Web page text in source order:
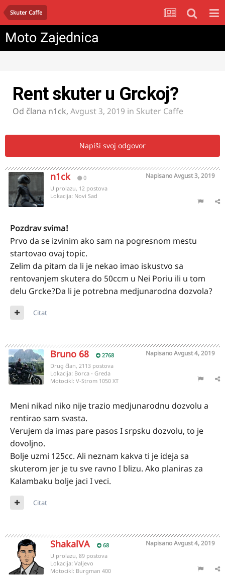
Skuter Caffe
Moto Zajednica
Rent skuter u Grckoj?
Od člana n1ck, Avgust 3, 2019 in Skuter Caffe
Napiši svoj odgovor
n1ck 0 NapisanoAvgust 3, 2019
U prolazu, 12 postova
Lokacija: Novi Sad
Pozdrav svima!
Prvo da se izvinim ako sam na pogresnom mestu
startovao ovaj topic.
Zelim da pitam da li je nekao imao iskustvo sa
rentovanjem skutera do 50ccm u Nei Poriu ili u tom
delu Grcke?Da li je potrebna medjunarodna dozvola?
Citat
Bruno 68 2768 NapisanoAvgust 4, 2019
Drug član, 2113 postova
Lokacija: Borca - Greda
Motocikl: V-Strom 1050 XT
Meni nikad niko nije trazio medjunarodnu dozvolu a
rentirao sam svasta.
Verujem da imas pare pasos I srpsku dozvolu, to je
dovoljno.
Bolje uzmi 125cc. Ali neznam kakva ti je ideja sa
skuterom jer je tu sve ravno I blizu. Ako planiras za
Kalambaku bolje jaci I veci.
Citat
ShakalVA 68 NapisanoAvgust 4, 2019
U prolazu, 89 postova
Lokacija: Valjevo
Motocikl: Burgman 400